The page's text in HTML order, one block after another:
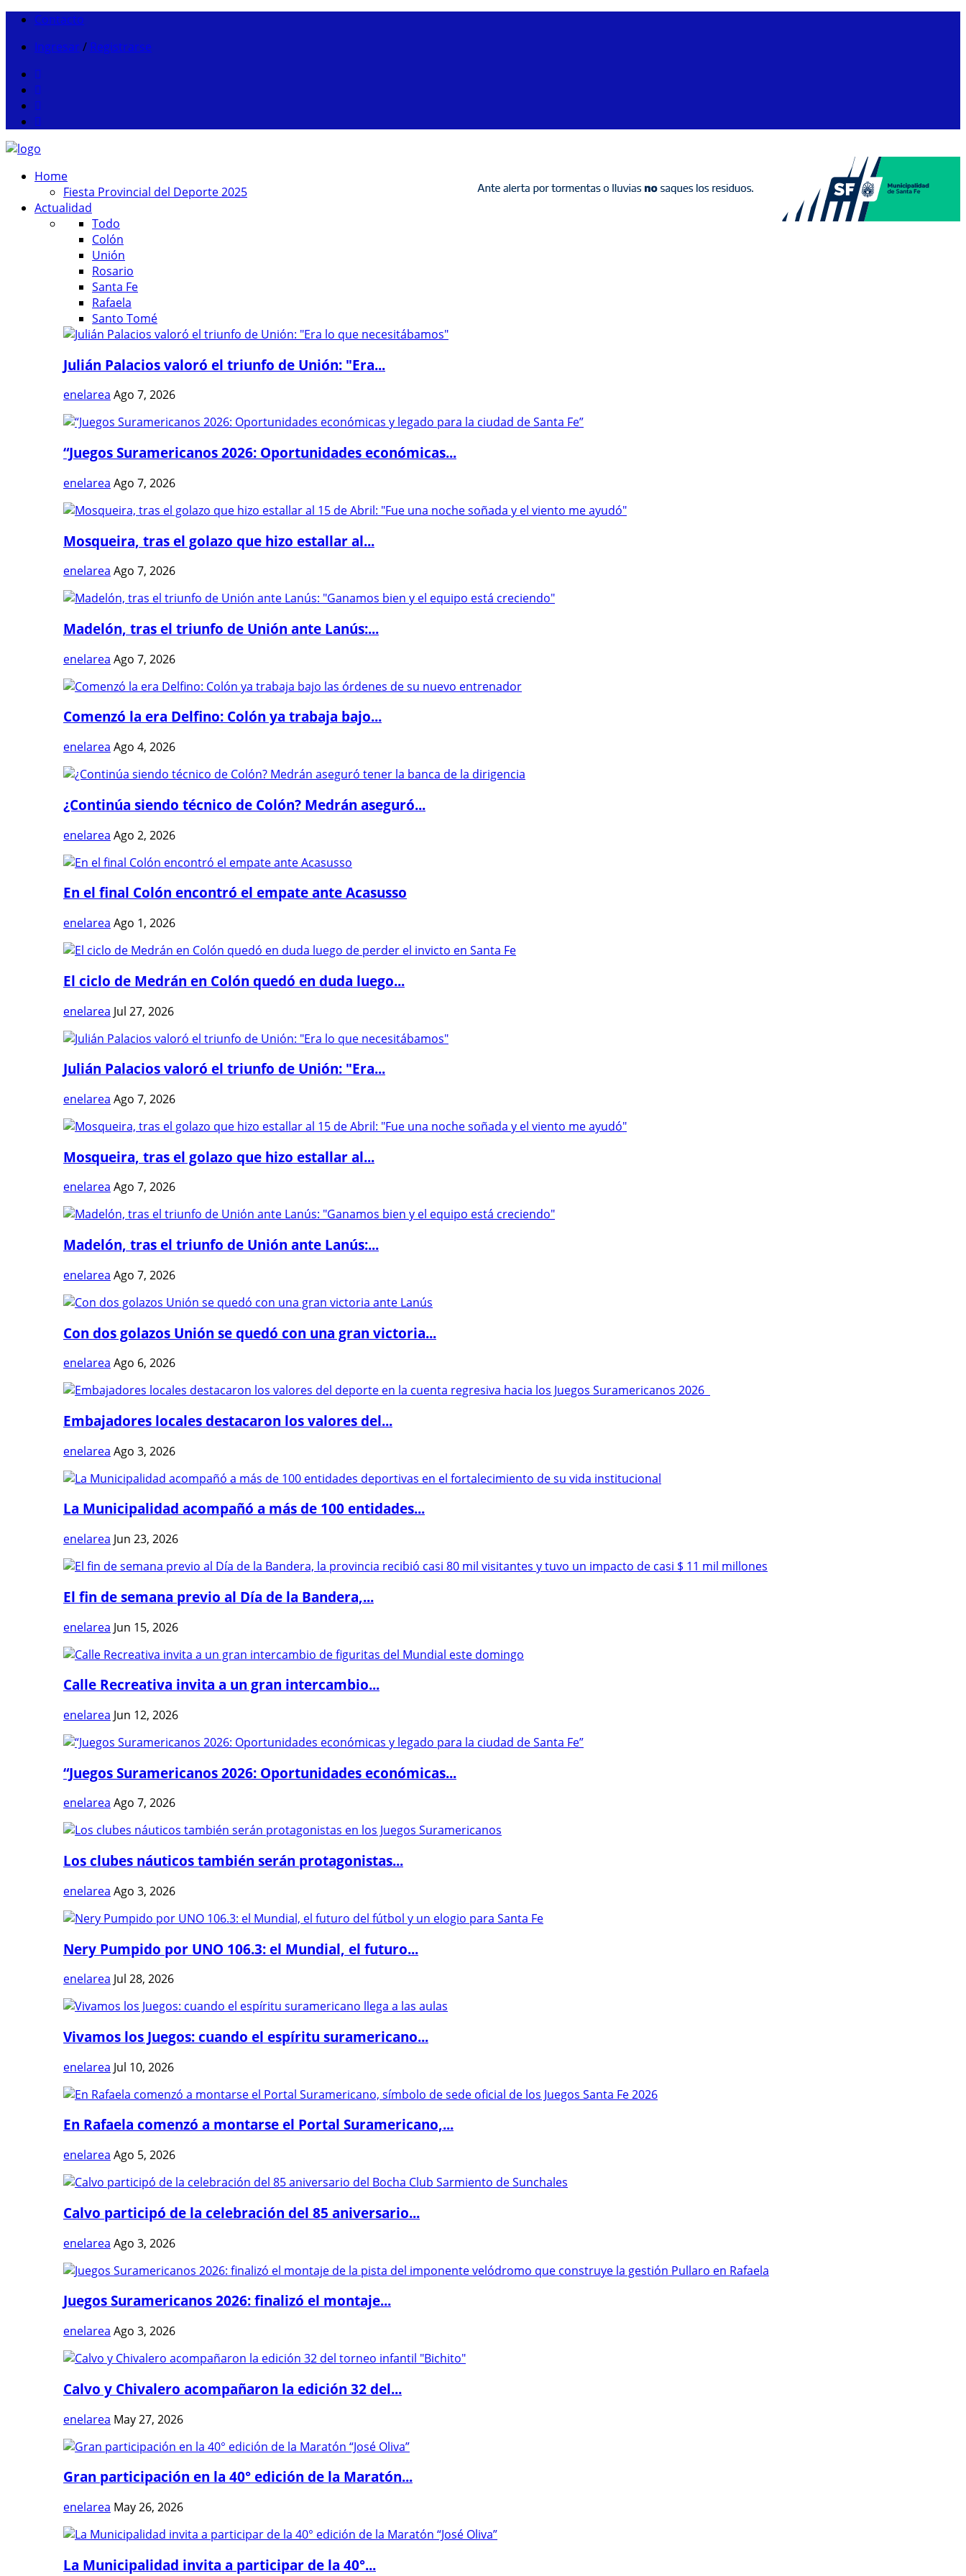
Contacto
Ingresar / Registrarse
Home
Fiesta Provincial del Deporte 2025
Actualidad
Todo
Colón
Unión
Rosario
Santa Fe
Rafaela
Santo Tomé
Julián Palacios valoró el triunfo de Unión: "Era...
enelarea Ago 7, 2026
“Juegos Suramericanos 2026: Oportunidades económicas...
enelarea Ago 7, 2026
Mosqueira, tras el golazo que hizo estallar al...
enelarea Ago 7, 2026
Madelón, tras el triunfo de Unión ante Lanús:...
enelarea Ago 7, 2026
Comenzó la era Delfino: Colón ya trabaja bajo...
enelarea Ago 4, 2026
¿Continúa siendo técnico de Colón? Medrán aseguró...
enelarea Ago 2, 2026
En el final Colón encontró el empate ante Acasusso
enelarea Ago 1, 2026
El ciclo de Medrán en Colón quedó en duda luego...
enelarea Jul 27, 2026
Julián Palacios valoró el triunfo de Unión: "Era...
enelarea Ago 7, 2026
Mosqueira, tras el golazo que hizo estallar al...
enelarea Ago 7, 2026
Madelón, tras el triunfo de Unión ante Lanús:...
enelarea Ago 7, 2026
Con dos golazos Unión se quedó con una gran victoria...
enelarea Ago 6, 2026
Embajadores locales destacaron los valores del...
enelarea Ago 3, 2026
La Municipalidad acompañó a más de 100 entidades...
enelarea Jun 23, 2026
El fin de semana previo al Día de la Bandera,...
enelarea Jun 15, 2026
Calle Recreativa invita a un gran intercambio...
enelarea Jun 12, 2026
“Juegos Suramericanos 2026: Oportunidades económicas...
enelarea Ago 7, 2026
Los clubes náuticos también serán protagonistas...
enelarea Ago 3, 2026
Nery Pumpido por UNO 106.3: el Mundial, el futuro...
enelarea Jul 28, 2026
Vivamos los Juegos: cuando el espíritu suramericano...
enelarea Jul 10, 2026
En Rafaela comenzó a montarse el Portal Suramericano,...
enelarea Ago 5, 2026
Calvo participó de la celebración del 85 aniversario...
enelarea Ago 3, 2026
Juegos Suramericanos 2026: finalizó el montaje...
enelarea Ago 3, 2026
Calvo y Chivalero acompañaron la edición 32 del...
enelarea May 27, 2026
Gran participación en la 40° edición de la Maratón...
enelarea May 26, 2026
La Municipalidad invita a participar de la 40°...